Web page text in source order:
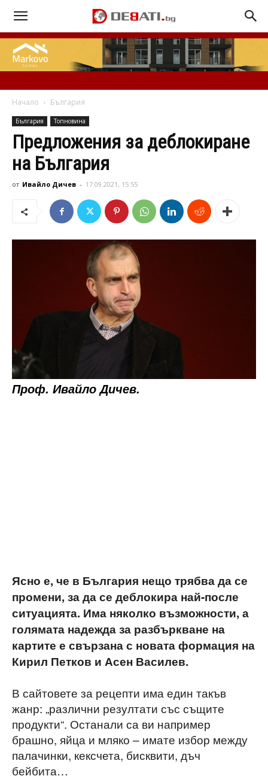
Начало България
България Топновина
Предложения за деблокиране
на България
от Ивайло Дичев - 17.09.2021, 15:55
Проф. Ивайло Дичев.
Ясно е, че в България нещо трябва да се
промени, за да се деблокира най-после
ситуацията. Има няколко възможности, а
голямата надежда за разбъркване на
картите е свързана с новата формация на
Кирил Петков и Асен Василев.
В сайтовете за рецепти има един такъв
жанр: „различни резултати със същите
продукти“. Останали са ви например
брашно, яйца и мляко – имате избор между
палачинки, кексчета, бисквити, дъч
бейбита…